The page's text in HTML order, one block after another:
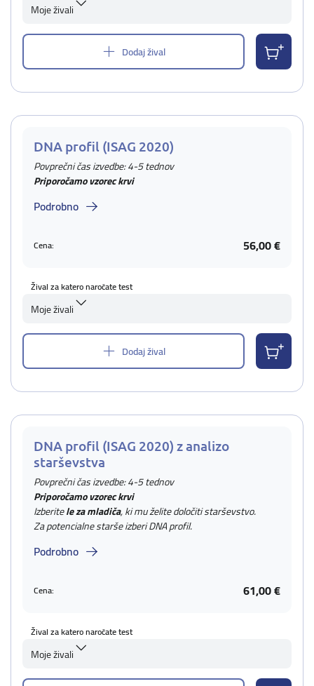
Moje živali
Dodaj žival
DNA profil (ISAG 2020)
Povprečni čas izvedbe: 4-5 tednov
Priporočamo vzorec krvi
Podrobno
Cena: 56,00 €
Žival za katero naročate test
Moje živali
Dodaj žival
DNA profil (ISAG 2020) z analizo
starševstva
Povprečni čas izvedbe: 4-5 tednov
Priporočamo vzorec krvi
Izberitele za mladiča, ki mu želite določiti starševstvo.
Za potencialne starše izberi DNA profil.
Podrobno
Cena: 61,00 €
Žival za katero naročate test
Moje živali